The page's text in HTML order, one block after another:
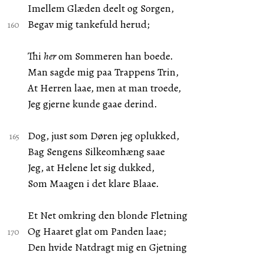
Imellem Glæden deelt og Sorgen,
Begav mig tankefuld herud;
Thi herom Sommeren han boede.
Man sagde mig paa Trappens Trin,
At Herren laae, men at man troede,
Jeg gjerne kunde gaae derind.
Dog, just som Døren jeg oplukked,
Bag Sengens Silkeomhæng saae
Jeg, at Helene let sig dukked,
Som Maagen i det klare Blaae.
Et Net omkring den blonde Fletning
Og Haaret glat om Panden laae;
Den hvide Natdragt mig en Gjetning